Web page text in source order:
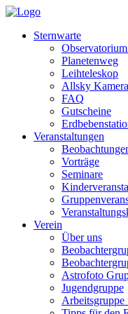
Sternwarte
Planetenweg
Leihteleskop
Allsky Kamera
FAQ
Gutscheine
Veranstaltungen
Vorträge
Seminare
Verein
Über uns
Astrofoto
Jugendgruppe
Arbeitsgruppe